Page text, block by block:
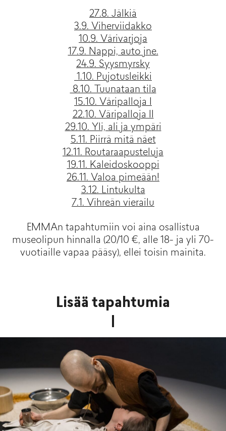
27.8. Jälkiä
3.9. Viherviidakko
10.9. Värivarjoja
17.9. Nappi, auto jne.
24.9. Syysmyrsky
1.10. Pujotusleikki
8.10. Tuunataan tila
15.10. Väripalloja I
22.10. Väripalloja II
29.10. Yli, ali ja ympäri
5.11. Piirrä mitä näet
12.11. Routaraapusteluja
19.11. Kaleidoskooppi
26.11. Valoa pimeään!
3.12. Lintukulta
7.1. Vihreän vierailu
EMMAn tapahtumiin voi aina osallistua
museolipun hinnalla (20/10 €, alle 18- ja yli 70-
vuotiaille vapaa pääsy), ellei toisin mainita.
Lisää tapahtumia